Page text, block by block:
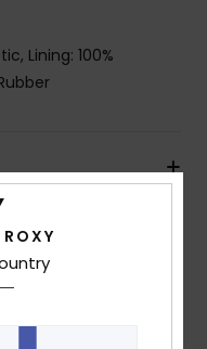
Lining: 100%